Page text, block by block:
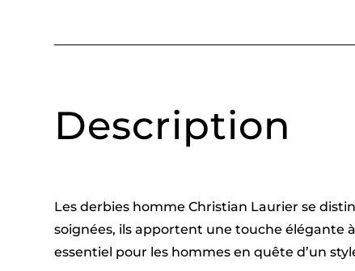
Description
Les derbies homme Christian Laurier se
soignées, ils apportent une touche élégante
essentiel pour les hommes en quête d’un